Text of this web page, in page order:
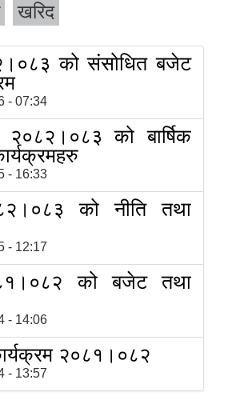
खरिद
को संसोधित बजेट
- 07:34
२०८२।०८३ को बार्षिक
- 16:33
को नीति तथा
- 12:17
को बजेट तथा
- 14:06
२०८१।०८२
- 13:57